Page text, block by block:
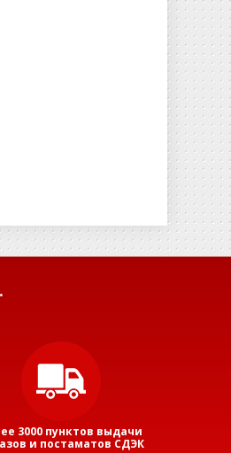
3000 пунктов выдачи
и постаматов СДЭК